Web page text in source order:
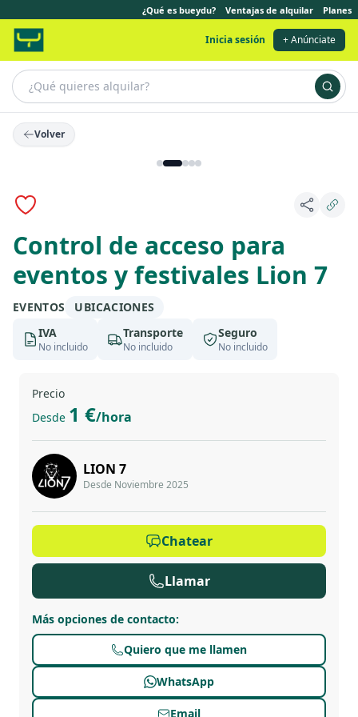
¿Qué es bueydu? Ventajas de alquilar Planes
Inicia sesión + Anúnciate
Volver
Control de acceso para
eventos y festivales Lion 7
EVENTOS
UBICACIONES
IVA
No incluido
Transporte
No incluido
Seguro
No incluido
Precio
Desde 1 €/hora
LION 7
Desde Noviembre 2025
Chatear
Llamar
Más opciones de contacto:
Quiero que me llamen
WhatsApp
Email